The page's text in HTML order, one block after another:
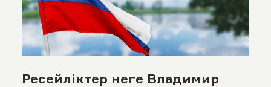
Ресейліктер неге Владимир